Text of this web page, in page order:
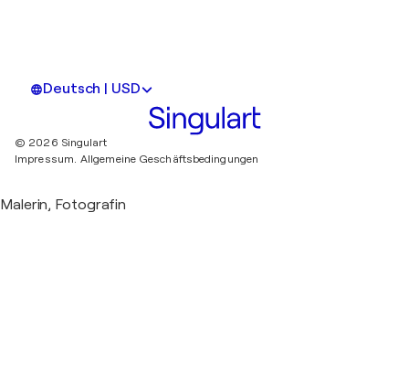
Deutsch | USD
© 2026 Singulart
Impressum. Allgemeine Geschäftsbedingungen
Malerin, Fotografin